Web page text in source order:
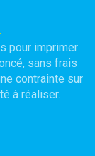
pour imprimer
sans frais
contrainte sur
à réaliser.